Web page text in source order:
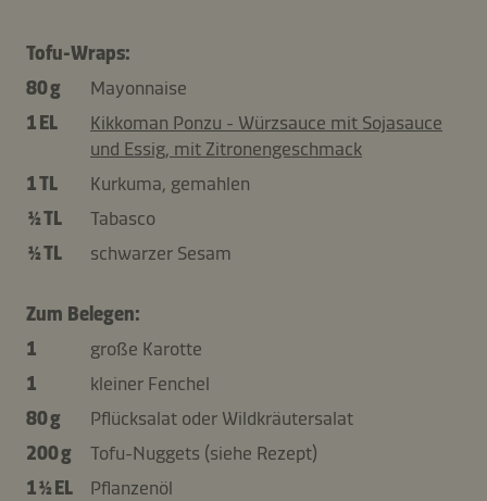
Tofu-Wraps:
80 g
Mayonnaise
1 EL
Kikkoman Ponzu - Würzsauce mit Sojasauce
und Essig, mit Zitronengeschmack
1 TL
Kurkuma, gemahlen
½ TL
Tabasco
½ TL
schwarzer Sesam
Zum Belegen:
1
große Karotte
1
kleiner Fenchel
80 g
Pflücksalat oder Wildkräutersalat
200 g
Tofu-Nuggets (siehe Rezept)
1 ½ EL
Pflanzenöl